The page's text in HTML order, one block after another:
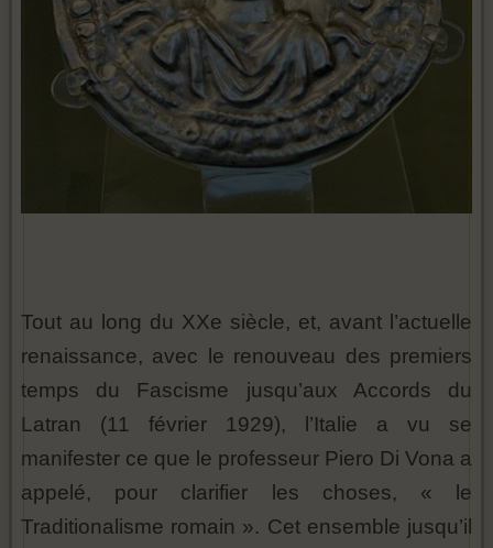
Tout au long du XXe siècle, et, avant l’actuelle
renaissance, avec le renouveau des premiers
temps du Fascisme jusqu’aux Accords du
Latran (11 février 1929), l’Italie a vu se
manifester ce que le professeur Piero Di Vona a
appelé, pour clarifier les choses, « le
Traditionalisme romain ». Cet ensemble jusqu’il